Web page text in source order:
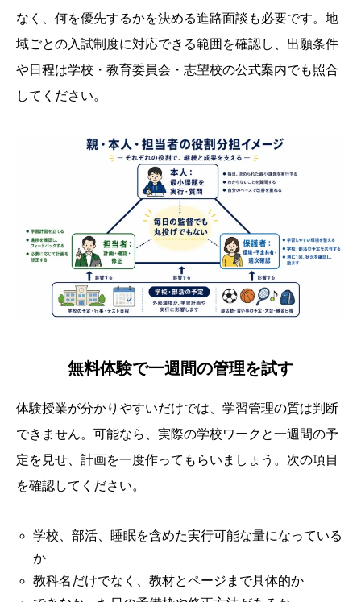
なく、何を優先するかを決める進路面談も必要です。地
域ごとの入試制度に対応できる範囲を確認し、出願条件
や日程は学校・教育委員会・志望校の公式案内でも照合
してください。
無料体験で一週間の管理を試す
体験授業が分かりやすいだけでは、学習管理の質は判断
できません。可能なら、実際の学校ワークと一週間の予
定を見せ、計画を一度作ってもらいましょう。次の項目
を確認してください。
学校、部活、睡眠を含めた実行可能な量になっている
か
教科名だけでなく、教材とページまで具体的か